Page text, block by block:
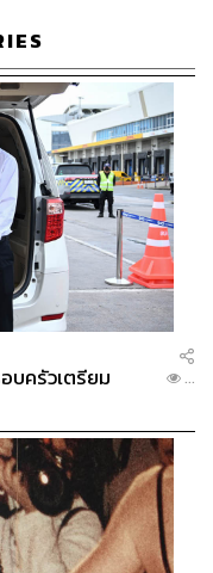
บครัวเตรียม
...